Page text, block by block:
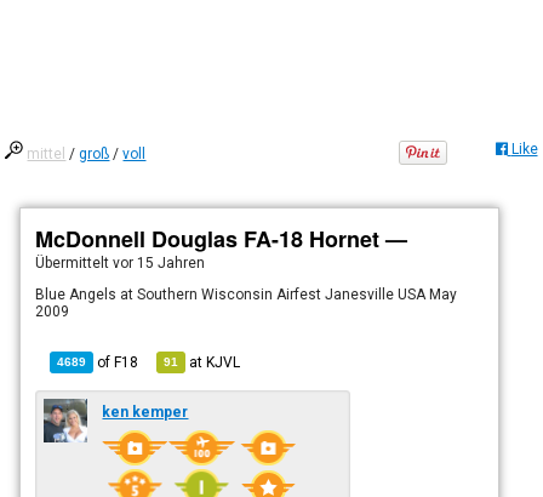
mittel /groß /voll Like
McDonnell Douglas FA-18 Hornet —
Übermitteltvor 15 Jahren
Blue Angels at Southern Wisconsin Airfest Janesville USA May
2009
4689 ofF18 91 atKJVL
ken kemper